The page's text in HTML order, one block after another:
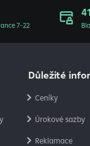
7-22
Důležité
Ceníky
Úrokové sazby
Reklamace